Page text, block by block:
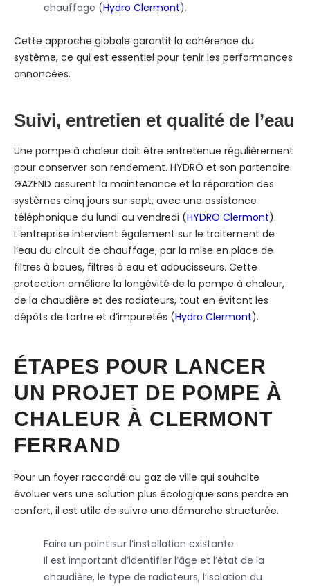
chauffage (Hydro Clermont).
Cette approche globale garantit la cohérence du
système, ce qui est essentiel pour tenir les performances
annoncées.
Suivi, entretien et qualité de l’eau
Une pompe à chaleur doit être entretenue régulièrement
pour conserver son rendement. HYDRO et son partenaire
GAZEND assurent la maintenance et la réparation des
systèmes cinq jours sur sept, avec une assistance
téléphonique du lundi au vendredi (HYDRO Clermont).
L’entreprise intervient également sur le traitement de
l’eau du circuit de chauffage, par la mise en place de
filtres à boues, filtres à eau et adoucisseurs. Cette
protection améliore la longévité de la pompe à chaleur,
de la chaudière et des radiateurs, tout en évitant les
dépôts de tartre et d’impuretés (Hydro Clermont).
ÉTAPES POUR LANCER
UN PROJET DE POMPE À
CHALEUR À CLERMONT
FERRAND
Pour un foyer raccordé au gaz de ville qui souhaite
évoluer vers une solution plus écologique sans perdre en
confort, il est utile de suivre une démarche structurée.
Faire un point sur l’installation existante
Il est important d’identifier l’âge et l’état de la
chaudière, le type de radiateurs, l’isolation du